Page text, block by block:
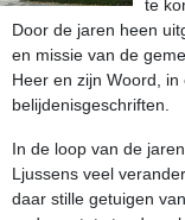
te
Door de jaren heen
en missie van de
Heer en zijn Woord,
belijdenisgeschriften.
In de loop van de
Ljussens veel
daar stille getuigen